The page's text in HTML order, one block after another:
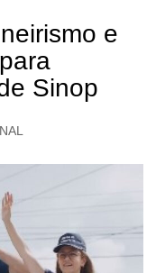
e
Sinop